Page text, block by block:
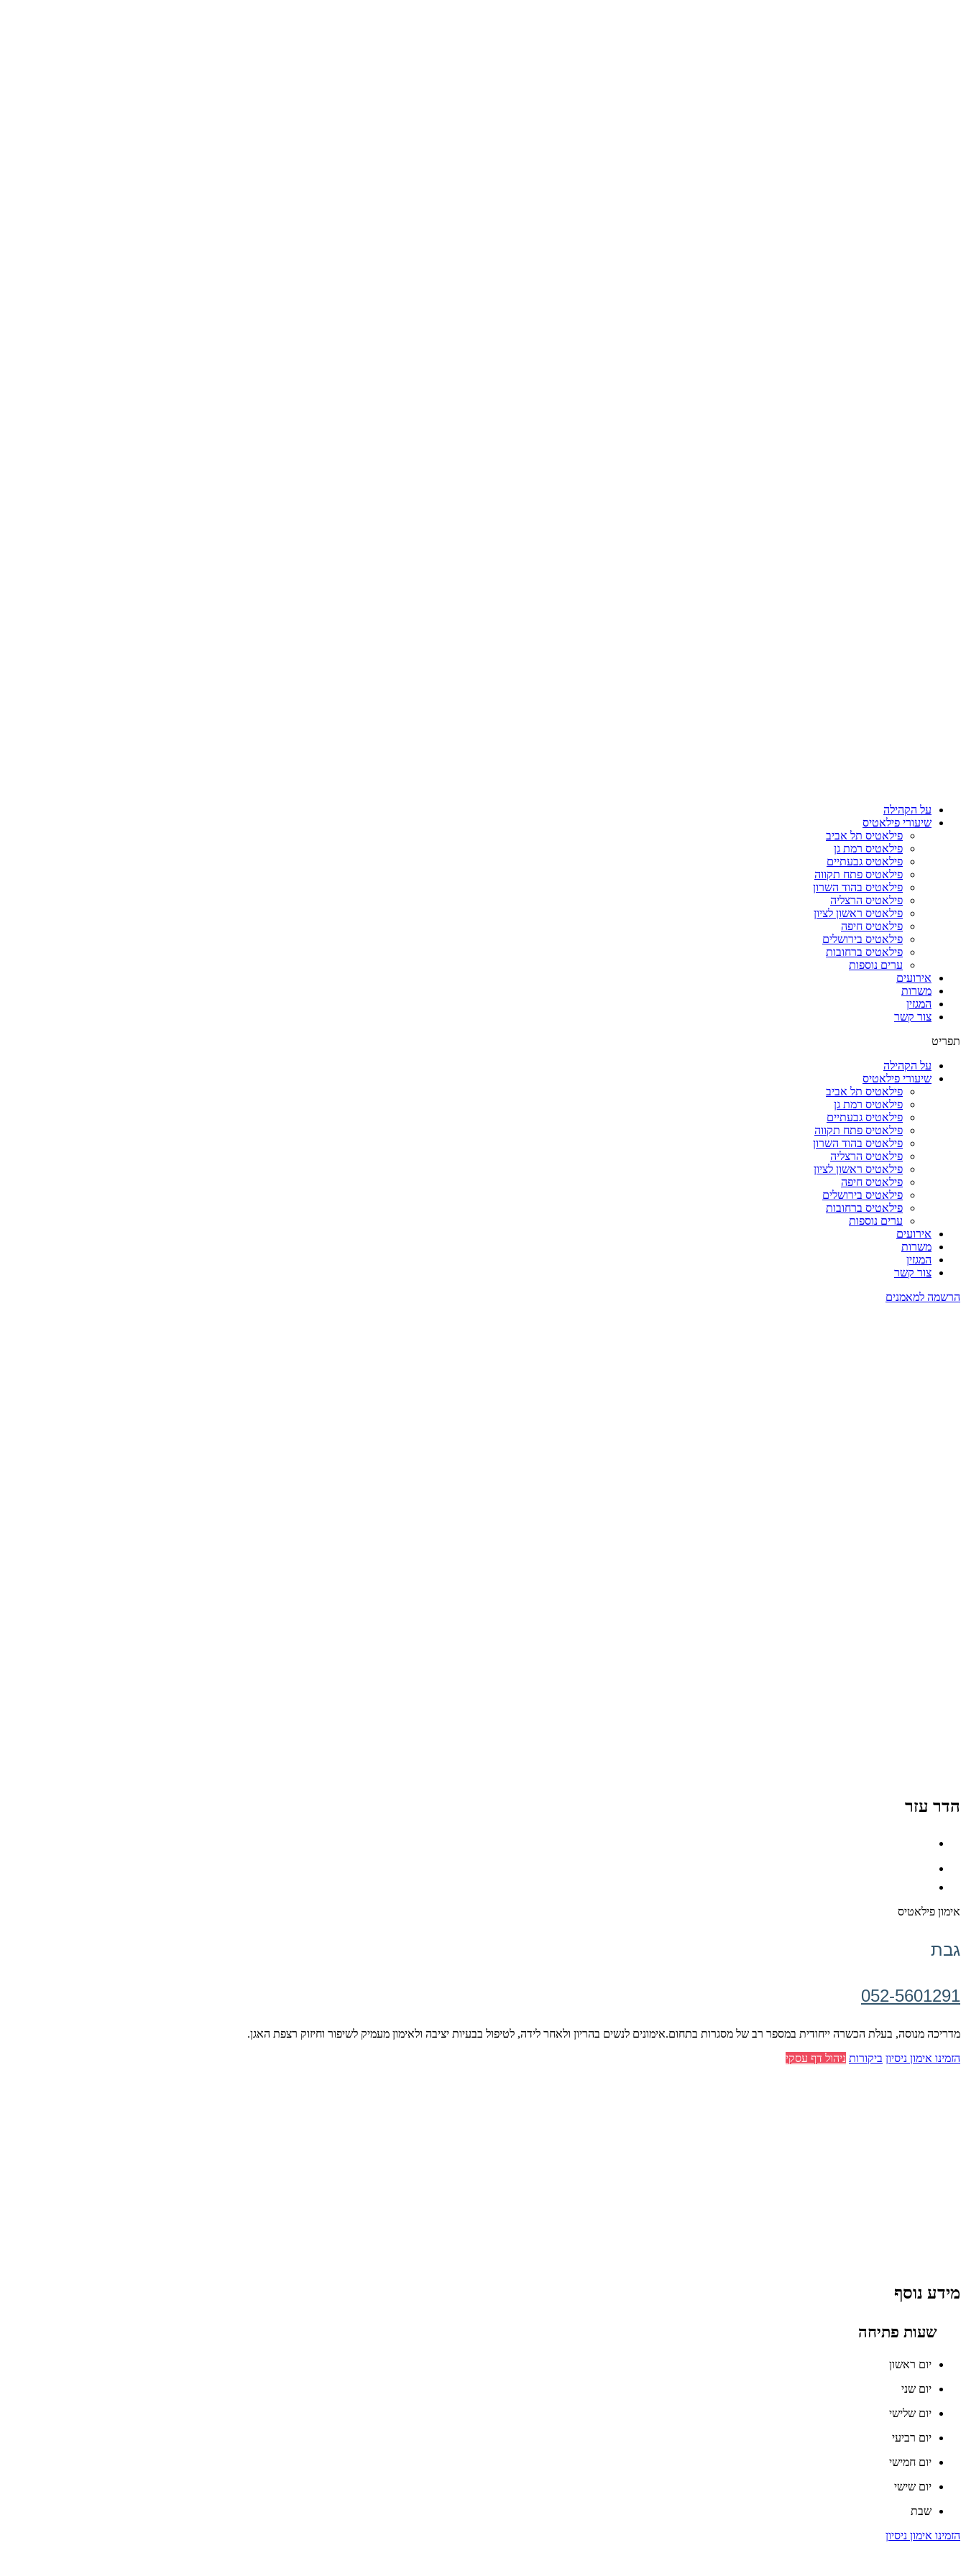
על הקהילה
שיעורי פילאטיס
פילאטיס תל אביב
פילאטיס רמת גן
פילאטיס גבעתיים
פילאטיס פתח תקווה
פילאטיס בהוד השרון
פילאטיס הרצליה
פילאטיס ראשון לציון
פילאטיס חיפה
פילאטיס בירושלים
פילאטיס ברחובות
ערים נוספות
אירועים
משרות
המגזין
צור קשר
תפריט
על הקהילה
שיעורי פילאטיס
פילאטיס תל אביב
פילאטיס רמת גן
פילאטיס גבעתיים
פילאטיס פתח תקווה
פילאטיס בהוד השרון
פילאטיס הרצליה
פילאטיס ראשון לציון
פילאטיס חיפה
פילאטיס בירושלים
פילאטיס ברחובות
ערים נוספות
אירועים
משרות
המגזין
צור קשר
הרשמה למאמנים
הדר עזר
אימון פילאטיס
גבת
052-5601291
מדריכה מנוסה, בעלת הכשרה ייחודית במספר רב של מסגרות בתחום.אימונים לנשים בהריון ולאחר לידה, לטיפול בבעיות יציבה ולאימון מעמיק לשיפור וחיזוק רצפת האגן.
הזמינו אימון ניסיון ביקורות ניהול דף עסקי
מידע נוסף
שעות פתיחה
יום ראשון
יום שני
יום שלישי
יום רביעי
יום חמישי
יום שישי
שבת
הזמינו אימון ניסיון